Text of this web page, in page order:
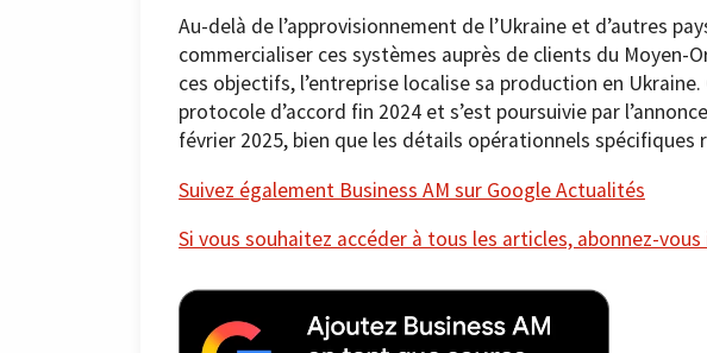
Au-delà de l’approvisionnement de l’Ukraine et d’autres
commercialiser ces systèmes auprès de clients du Moyen-
ces objectifs, l’entreprise localise sa production en
protocole d’accord fin 2024 et s’est poursuivie par
février 2025, bien que les détails opérationnels
Suivez également Business AM sur Google Actualités
Si vous souhaitez accéder à tous les articles, abonnez-vous